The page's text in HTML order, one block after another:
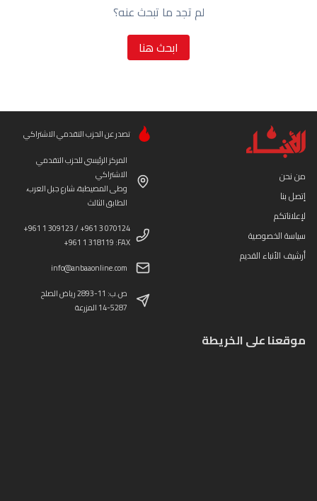
لم تجد ما تبحث عنه؟
ابحث هنا
من نحن
إتصل بنا
لإعلاناتكم
سياسة الخصوصية
أرشيف الأنباء القديم
تصدر عن الحزب التقدمي الاشتراكي
المركز الرئيسي للحزب التقدمي
الاشتراكي
وطى المصيطبة، شارع جبل العرب،
الطابق الثالث
+961 1 309123 / +961 3 070124
+961 1 318119 :FAX
info@anbaaonline.com
ص.ب: 11-2893 رياض الصلح
14-5287 المزرعة
موقعنا على الخريطة